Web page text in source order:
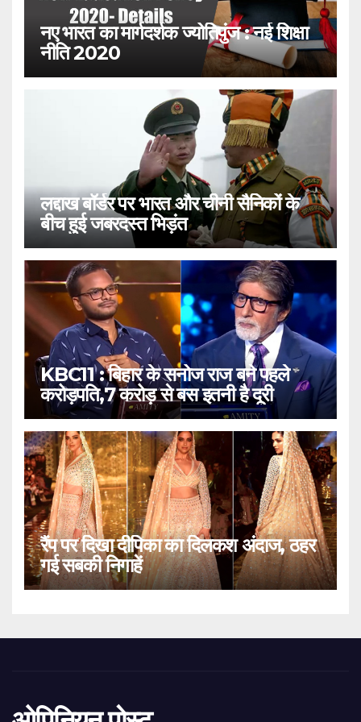
नए भारत का मार्गदर्शक ज्योतिपुंज : नई शिक्षा
नीति 2020
लद्दाख बॉर्डर पर भारत और चीनी सैनिकों के
बीच हुई जबरदस्त भिड़ंत
KBC11 : बिहार के सनोज राज बने पहले
करोड़पति,7 करोड़ से बस इतनी है दूरी
रैंप पर दिखा दीपिका का दिलकश अंदाज, ठहर
गई सबकी निगाहें